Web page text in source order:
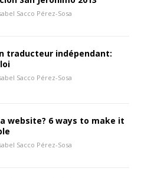
Sacco Pérez-Sosa
traducteur indépendant:
Sacco Pérez-Sosa
website? 6 ways to make it
Sacco Pérez-Sosa